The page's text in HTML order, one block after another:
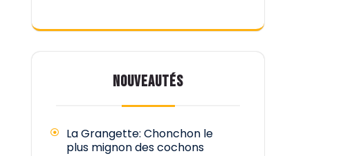
NOUVEAUTÉS
La Grangette: Chonchon le
plus mignon des cochons